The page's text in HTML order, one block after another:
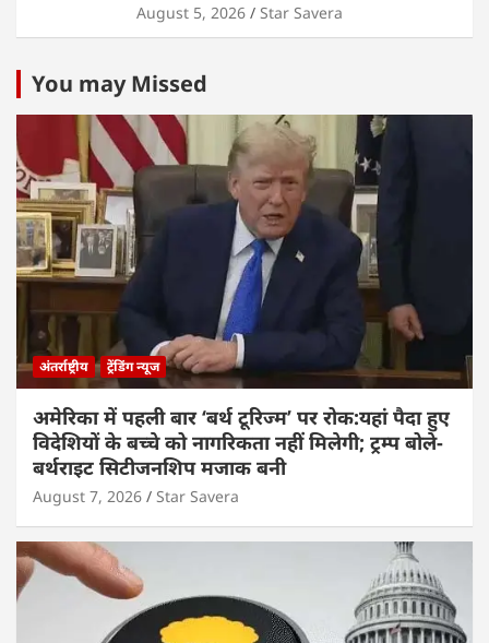
August 5, 2026 Star Savera
You may Missed
अंतर्राष्ट्रीय ट्रेंडिंग न्यूज
अमेरिका में पहली बार ‘बर्थ टूरिज्म’ पर रोक:यहां पैदा हुए
विदेशियों के बच्चे को नागरिकता नहीं मिलेगी; ट्रम्प बोले-
बर्थराइट सिटीजनशिप मजाक बनी
August 7, 2026 Star Savera